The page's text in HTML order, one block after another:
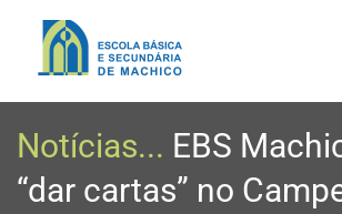
EBSM
Comunidade Educativa
Clubes e projetos
Notícias... EBS
“dar cartas” no